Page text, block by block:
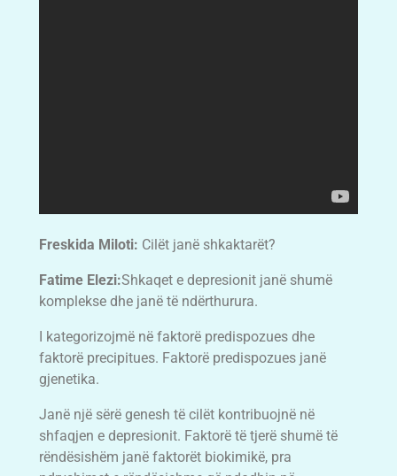
Freskida Miloti: Cilët janë shkaktarët?
Fatime Elezi:Shkaqet e depresionit janë shumë
komplekse dhe janë të ndërthurura.
I kategorizojmë në faktorë predispozues dhe
faktorë precipitues. Faktorë predispozues janë
gjenetika.
Janë një sërë genesh të cilët kontribuojnë në
shfaqjen e depresionit. Faktorë të tjerë shumë të
rëndësishëm janë faktorët biokimikë, pra